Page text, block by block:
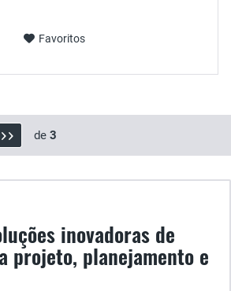
Favoritos
de 3
inovadoras de
projeto, planejamento e